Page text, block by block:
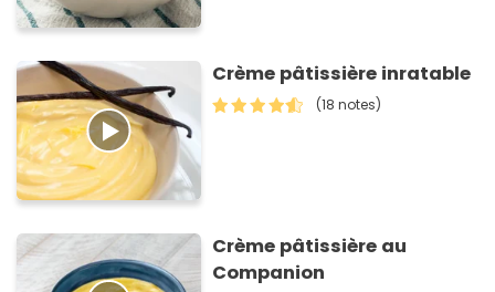
Crème pâtissière inratable
(18 notes)
Crème pâtissière au
Companion